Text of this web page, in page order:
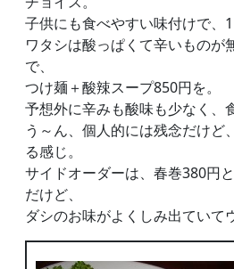
子供にも食べやすい味付けで
ワタシは酸っぱくて辛いものが
で、
つけ麺＋酸辣スープ850円を。
予想外に辛みも酸味も少なく、
う～ん、個人的には残念だけど
る感じ。
サイドオーダーは、春巻380円
だけど、
ダシのお味がよくしみ出ていて